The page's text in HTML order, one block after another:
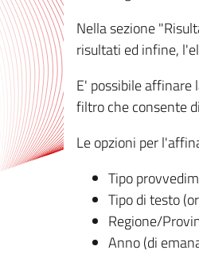
Nella sezione
risultati ed infine,
E' possibile affinare
filtro che consente
Le opzioni per
Tipo
Tipo di testo
Regione/
Anno (di